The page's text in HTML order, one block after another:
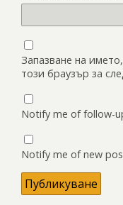
Запазване на
този браузър за
Notify me of follow-
Notify me of new